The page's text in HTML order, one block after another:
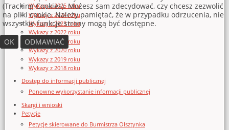
Wykazy z 2025 roku
Wykazy z 2024 roku
Wykazy z 2023 roku
Wykazy z 2022 roku
Wykazy z 2021 roku
Wykazy z 2020 roku
Wykazy z 2019 roku
Wykazy z 2018 roku
Dostęp do informacji publicznej
Ponowne wykorzystanie informacji publicznej
Skargi i wnioski
Petycje
Petycje skierowane do Burmistrza Olsztynka
(Tracking Cookies). Możesz sam zdecydować, czy chcesz zezwolić
na pliki cookie. Należy pamiętać, że w przypadku odrzucenia, nie
wszystkie funkcje strony mogą być dostępne.
OK
ODMAWIAĆ